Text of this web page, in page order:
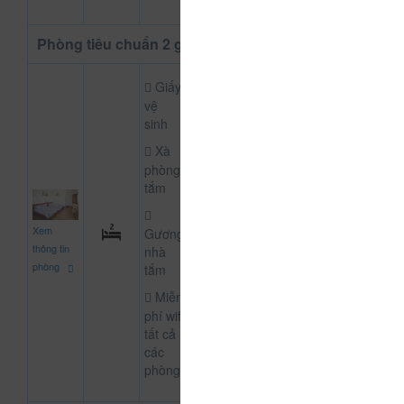
Phòng tiêu chuẩn 2 giường
Xem
thông tin
phòng
Giấy
vệ
sinh
Xà
phòng
tắm
Gương
nhà
tắm
Miễn
phí wifi
tất cả
các
phòng